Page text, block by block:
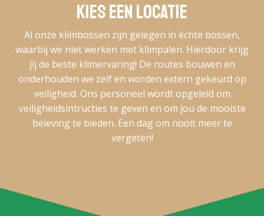
Kies een locatie
Al onze klimbossen zijn gelegen in échte bossen,
waarbij we niet werken met klimpalen. Hierdoor krijg
jij de beste klimervaring! De routes bouwen en
onderhouden we zelf en worden extern gekeurd op
veiligheid. Ons personeel wordt opgeleid om
veiligheidsintructies te geven en om jou de mooiste
beleving te bieden. Een dag om nooit meer te
vergeten!